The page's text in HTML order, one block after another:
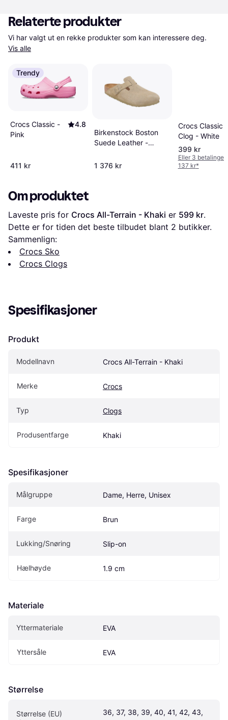
Relaterte produkter
Vis alle
Trendy
Crocs Classic -
Pink
4.8
411 kr
Birkenstock Boston
Suede Leather -
1 376 kr
Crocs Classic
Clog - White
399 kr
Eller 3 betalinger
137 kr*
Om produktet
Laveste pris for Crocs All-Terrain - Khaki er 599 kr.
Dette er for tiden det beste tilbudet blant 2 butikker.
Sammenlign:
Crocs Sko
Crocs Clogs
Spesifikasjoner
Produkt
Modellnavn Crocs All-Terrain - Khaki
Merke Crocs
Typ Clogs
Produsentfarge Khaki
Spesifikasjoner
Målgruppe Dame, Herre, Unisex
Farge Brun
Lukking/Snøring Slip-on
Hælhøyde 1.9 cm
Materiale
Yttermateriale EVA
Yttersåle EVA
Størrelse
Størrelse (EU)
36, 37, 38, 39, 40, 41, 42, 43,